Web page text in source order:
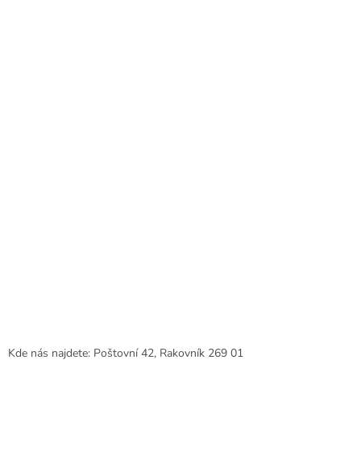
Kde nás najdete: Poštovní 42, Rakovník 269 01